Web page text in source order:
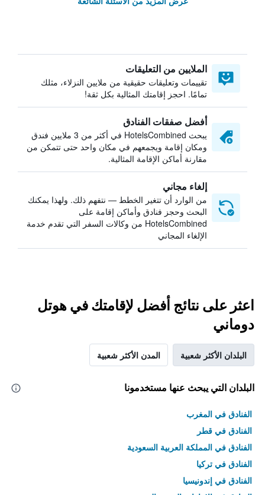
الملايين من التعليقات
تقييمات وتعليقات حقيقية من ملايين النزلاء، مثلك
تمامًا. احجز إقامتك المثالية بكل ثقة!
أفضل صفقات الفنادق
يبحث HotelsCombined في أكثر من 3 ملايين فندق
ومكان إقامة ويجمعهم في مكان واحد حتى تتمكن من
مقارنة أماكن الإقامة المثالية.
إلغاء مجاني
من الوارد أن تتغير الخطط — نتفهم ذلك. ولهذا يمكنك
البحث وحجز فنادق وأماكن إقامة على
HotelsCombined من وكالات السفر التي تقدم خدمة
الإلغاء المجاني
اعثر على نتائج أفضل لإقامتك في هوتل
دوماني
البلدان الأكثر شعبية المدن الأكثر شعبية
البلدان التي يبحث عنها مستخدمونا
الفنادق في المغرب
الفنادق في قطر
الفنادق في المملكة العربية السعودية
الفنادق في تركيا
الفنادق في إندونيسيا